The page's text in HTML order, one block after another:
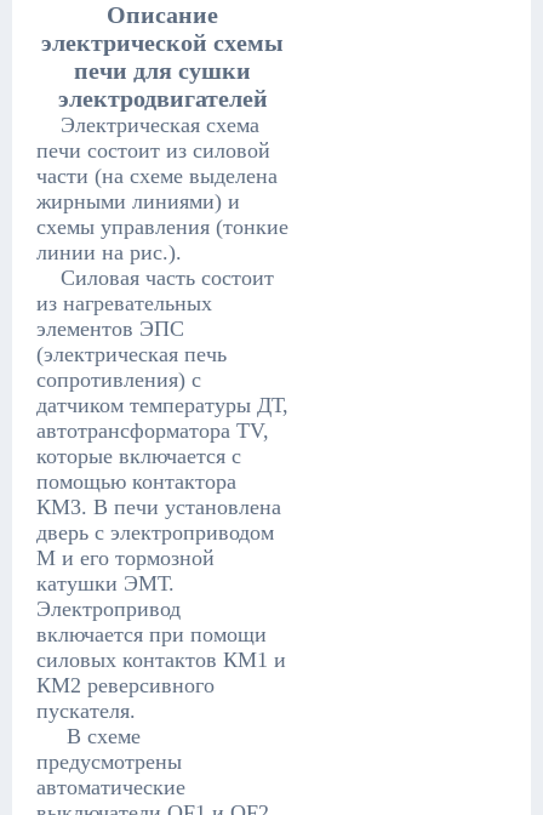
Описание
электрической схемы
печи для сушки
электродвигателей
Электрическая схема
печи состоит из силовой
части (на схеме выделена
жирными линиями) и
схемы управления (тонкие
линии на рис.).
Силовая часть состоит
из нагревательных
элементов ЭПС
(электрическая печь
сопротивления) с
датчиком температуры ДТ,
автотрансформатора TV,
которые включается с
помощью контактора
КМ3. В печи установлена
дверь с электроприводом
М и его тормозной
катушки ЭМТ.
Электропривод
включается при помощи
силовых контактов КМ1 и
КМ2 реверсивного
пускателя.
В схеме
предусмотрены
автоматические